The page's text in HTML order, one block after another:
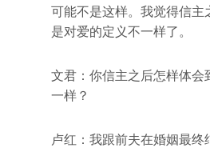
可能不是这样。我觉得信主
是对爱的定义不一样了。
文君：你信主之后怎样体会
一样？
卢红：我跟前夫在婚姻最终